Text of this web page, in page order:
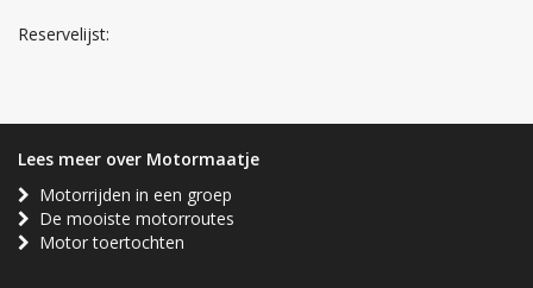
Reservelijst:
Lees meer over Motormaatje
Motorrijden in een groep
De mooiste motorroutes
Motor toertochten